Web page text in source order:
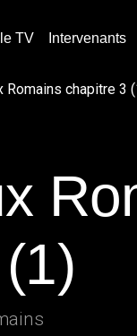
TV Intervenants
Romains chapitre 3